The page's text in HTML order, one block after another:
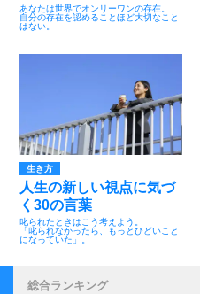
あなたは世界でオンリーワンの存在。
自分の存在を認めることほど大切なこと
はない。
生き方
人生の新しい視点に気づ
く30の言葉
叱られたときはこう考えよう。
「叱られなかったら、もっとひどいこと
になっていた」。
総合ランキング